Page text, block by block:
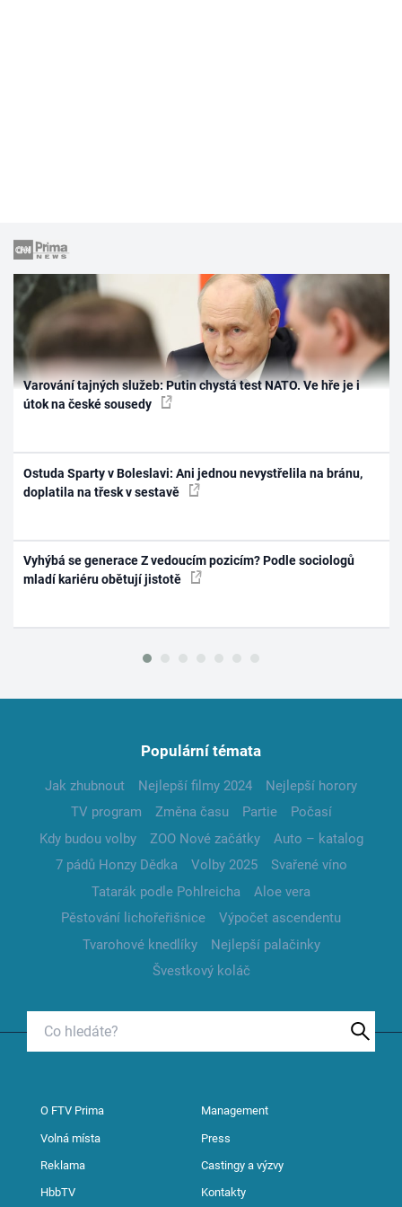
Varování tajných služeb: Putin chystá test NATO. Ve hře je i
útok na české sousedy
Ostuda Sparty v Boleslavi: Ani jednou nevystřelila na bránu,
doplatila na třesk v sestavě
Vyhýbá se generace Z vedoucím pozicím? Podle sociologů
mladí kariéru obětují jistotě
Populární témata
Jak zhubnout Nejlepší filmy 2024
Nejlepší horory
TV program
Změna času Partie
Počasí
Kdy budou volby
ZOO Nové začátky
Auto – katalog
7 pádů Honzy Dědka
Volby 2025
Svařené víno
Tatarák podle Pohlreicha
Aloe vera
Pěstování lichořeřišnice
Výpočet ascendentu
Tvarohové knedlíky
Nejlepší palačinky
Švestkový koláč
O FTV Prima Management
Volná místa Press
Reklama Castingy a výzvy
HbbTV Kontakty